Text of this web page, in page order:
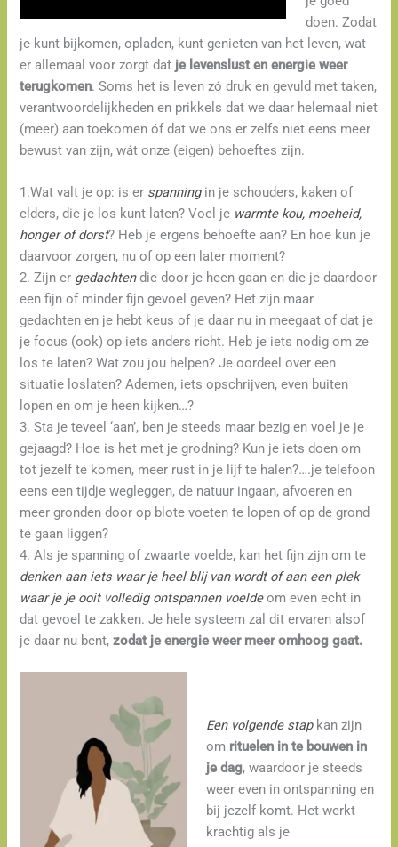
doen. Zodat
je kunt bijkomen, opladen, kunt genieten van het leven, wat
er allemaal voor zorgt dat je levenslust en energie weer
terugkomen. Soms het is leven zó druk en gevuld met taken,
verantwoordelijkheden en prikkels dat we daar helemaal niet
(meer) aan toekomen óf dat we ons er zelfs niet eens meer
bewust van zijn, wát onze (eigen) behoeftes zijn.
1.Wat valt je op: is er spanning in je schouders, kaken of
elders, die je los kunt laten? Voel je warmte kou, moeheid,
honger of dorst? Heb je ergens behoefte aan? En hoe kun je
daarvoor zorgen, nu of op een later moment?
2. Zijn er gedachtendie door je heen gaan en die je daardoor
een fijn of minder fijn gevoel geven? Het zijn maar
gedachten en je hebt keus of je daar nu in meegaat of dat je
je focus (ook) op iets anders richt. Heb je iets nodig om ze
los te laten? Wat zou jou helpen? Je oordeel over een
situatie loslaten? Ademen, iets opschrijven, even buiten
lopen en om je heen kijken…?
3. Sta je teveel ‘aan’, ben je steeds maar bezig en voel je je
gejaagd? Hoe is het met je grodning? Kun je iets doen om
tot jezelf te komen, meer rust in je lijf te halen?….je telefoon
eens een tijdje wegleggen, de natuur ingaan, afvoeren en
meer gronden door op blote voeten te lopen of op de grond
te gaan liggen?
4. Als je spanning of zwaarte voelde, kan het fijn zijn om te
denken aan iets waar je heel blij van wordt of aan een plek
waar je je ooit volledig ontspannen voeldeom even echt in
dat gevoel te zakken. Je hele systeem zal dit ervaren alsof
je daar nu bent,zodat je energie weer meer omhoog gaat.
Een volgende stap kan zijn
om rituelen in te bouwen in
je dag, waardoor je steeds
weer even in ontspanning en
bij jezelf komt. Het werkt
krachtig als je